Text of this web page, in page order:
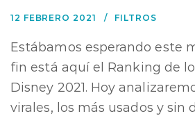
12 FEBRERO 2021 FILTROS
Estábamos esperando este
fin está aquí el Ranking de
Disney 2021. Hoy
virales, los más usados y sin